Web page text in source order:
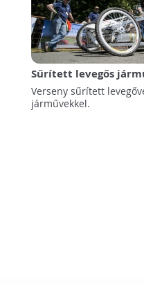
Sűrített levegős
Verseny sűrített
járművekkel.